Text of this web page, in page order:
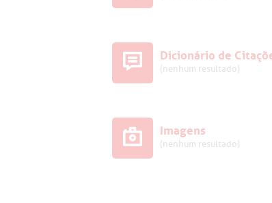
Dicionário de
(nenhum resultado)
Imagens
(nenhum resultado)